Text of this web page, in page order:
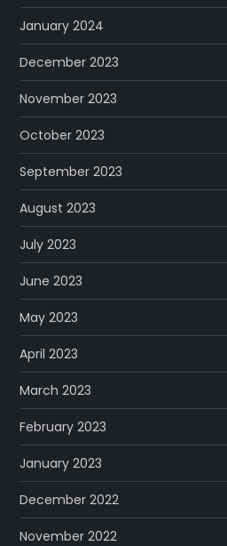
January 2024
December 2023
November 2023
October 2023
September 2023
August 2023
July 2023
June 2023
May 2023
April 2023
March 2023
February 2023
January 2023
December 2022
November 2022